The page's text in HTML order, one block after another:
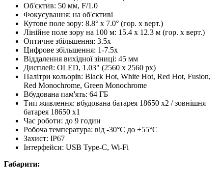
Об'єктив: 50 мм, F/1.0
Фокусування: на об'єктиві
Кутове поле зору: 8.8° x 7.0° (гор. x верт.)
Лінійне поле зору на 100 м: 15.4 x 12.3 м (гор. x верт.)
Оптичне збільшення: 3.5x
Цифрове збільшення: 1-7.5x
Віддалення вихідної зіниці: 45 мм
Дисплей: OLED, 1.03" (2560 x 2560 px)
Палітри кольорів: Black Hot, White Hot, Red Hot, Fusion,
Red Monochrome, Green Monochrome
Вбудована пам'ять: 64 ГБ
Тип живлення: вбудована батарея 18650 x2 / зовнішня
батарея 18650 x1
Час роботи: до 9 годин
Робоча температура: від -30°C до +55°C
Захист: IP67
Інтерфейси: USB Type-C, Wi-Fi
Габарити: